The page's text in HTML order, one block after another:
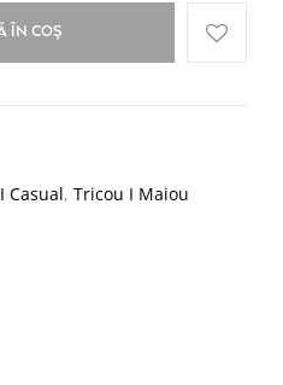
ÎN COȘ
Casual,Tricou I Maiou